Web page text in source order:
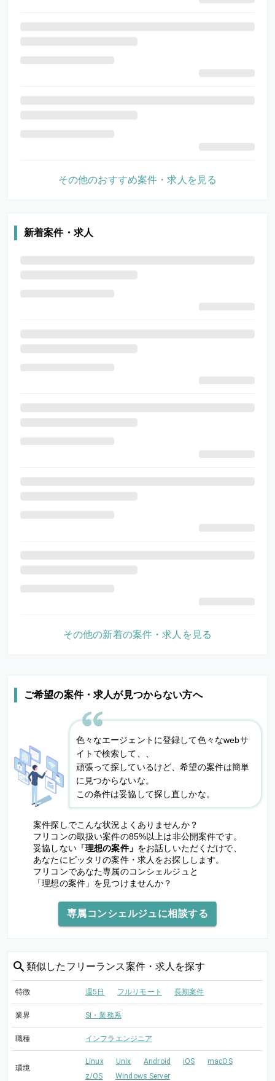
ご希望の案件・求人が見つからない方へ
色々なエージェントに登録して色々なwebサ
イトで検索して、、
頑張って探しているけど、希望の案件は簡単
に見つからないな。
この条件は妥協して探し直しかな。
案件探しでこんな状況よくありませんか？
フリコンの取扱い案件の85%以上は非公開案件です。
妥協しない「理想の案件」 をお話しいただくだけで、
あなたにピッタリの案件・求人をお探しします。
フリコンであなた専属のコンシェルジュと
「理想の案件」を見つけませんか？
専属コンシェルジュに相談する
類似した フリーランス案件・求人を探す
特徴 週5日 フルリモート 長期案件
業界 SI・業務系
職種 インフラエンジニア
環境
Linux Unix Android iOS
macOS
z/OS
Windows Server
その他のおすすめ案件・求人を見る
新着案件・求人
その他の新着の案件・求人を見る